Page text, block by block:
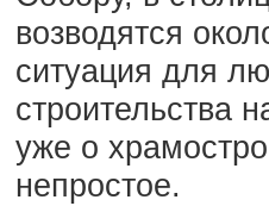
возводятся
ситуация для
строительства
уже о
непростое.